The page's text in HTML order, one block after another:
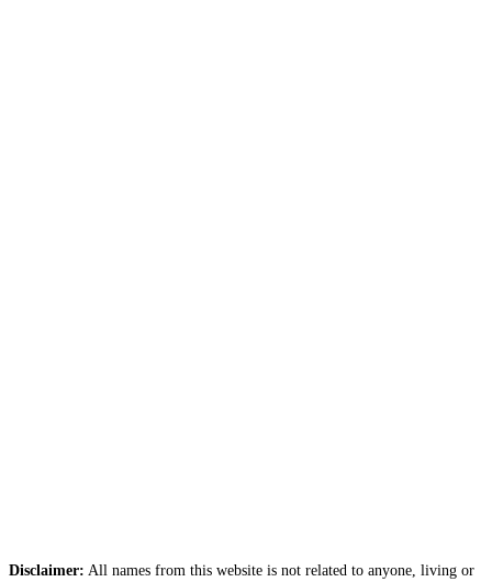
Disclaimer: All names from this website is not related to anyone, living or